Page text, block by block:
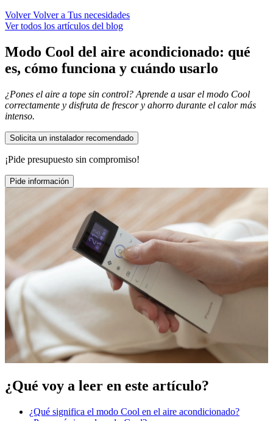
Volver Volver a Tus necesidades
Ver todos los artículos del blog
Modo Cool del aire acondicionado: qué
es, cómo funciona y cuándo usarlo
¿Pones el aire a tope sin control? Aprende a usar el modo Cool
correctamente y disfruta de frescor y ahorro durante el calor más
intenso.
Solicita un instalador recomendado
¡Pide presupuesto sin compromiso!
Pide información
¿Qué voy a leer en este artículo?
¿Qué significa el modo Cool en el aire acondicionado?